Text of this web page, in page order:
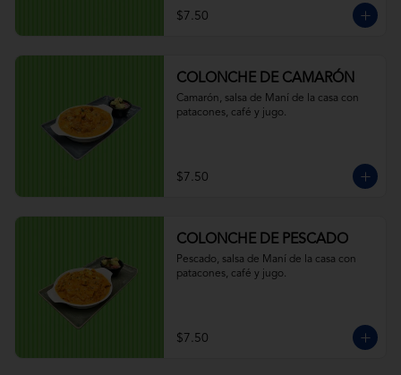
$7.50
COLONCHE DE CAMARÓN
Camarón, salsa de Maní de la casa con
patacones, café y jugo.
$7.50
COLONCHE DE PESCADO
Pescado, salsa de Maní de la casa con
patacones, café y jugo.
$7.50